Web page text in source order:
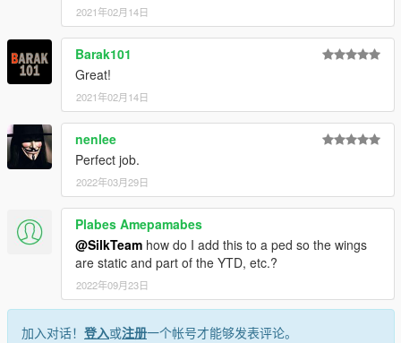
2021年02月14日
Barak101
Great!
2021年02月14日
nenlee
Perfect job.
2022年03月29日
Plabes Amepamabes
@SilkTeam how do I add this to a ped so the wings
are static and part of the YTD, etc.?
2022年09月23日
加入对话！ 登入或注册一个帐号才能够发表评论。